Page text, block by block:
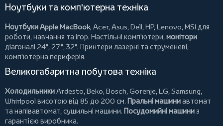
Ноутбуки та комп'ютерна техніка
Ноутбуки Apple MacBook, Acer, Asus, Dell, HP, Lenovo, MSI для
роботи, навчання та ігор. Настільні комп'ютери, монітори
діагоналі 24", 27", 32". Принтери лазерні та струменеві,
комп'ютерна периферія.
Великогабаритна побутова техніка
ХолодильникиArdesto, Beko, Bosch, Gorenje, LG, Samsung,
Whirlpool висотою від 85 до 200 см. Пральні машиниавтомат
та напівавтомат, сушильні машини. Посудомийні машиниз
гарантією виробника.